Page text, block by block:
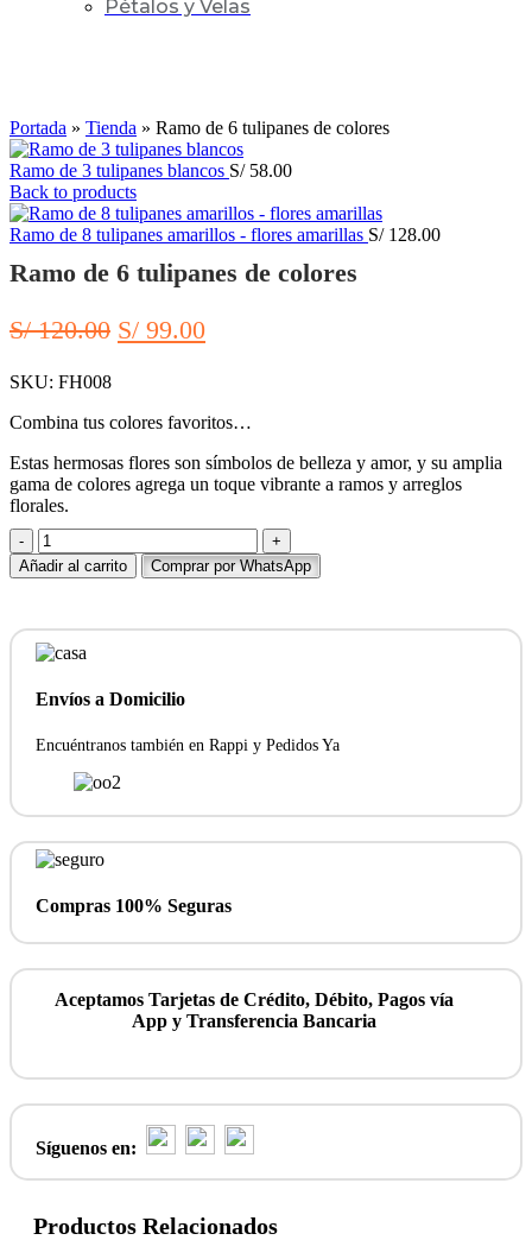
Pétalos y Velas
Portada » Tienda » Ramo de 6 tulipanes de colores
Ramo de 3 tulipanes blancos S/58.00
Back to products
Ramo de 8 tulipanes amarillos - flores amarillas S/128.00
Ramo de 6 tulipanes de colores
S/120.00 El
era:
S/ 120.00.
S/ 99.00El
es:
S/ 99.00.
SKU: FH008
Combina tus colores favoritos…
Estas hermosas flores son símbolos de belleza y amor, y su amplia
gama de colores agrega un toque vibrante a ramos y arreglos
florales.
Ramo
de
6
colores
cantidad
Añadir al carrito Comprar por WhatsApp
Envíos a Domicilio
Encuéntranos también en Rappi y Pedidos Ya
Compras 100% Seguras
Aceptamos Tarjetas de Crédito, Débito, Pagos vía
App y Transferencia Bancaria
Síguenos en:
Productos Relacionados